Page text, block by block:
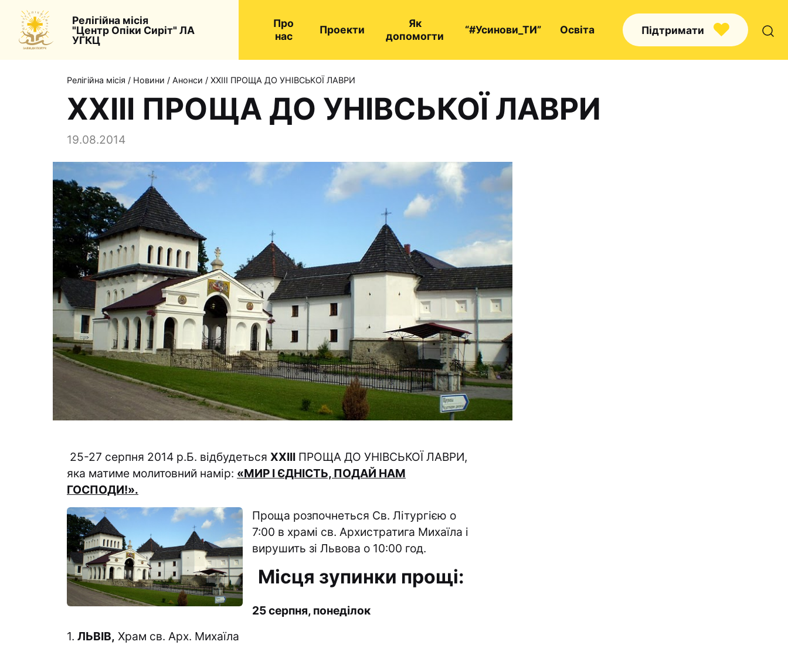
Релігійна місія
"Центр Опіки Сиріт" ЛА
УГКЦ
Про
нас
Проекти
Як
допомогти
“#Усинови_ТИ” Освіта Підтримати
Релігійна місія / Новини / Анонси / ХХІІІ ПРОЩА ДО УНІВСЬКОЇ ЛАВРИ
ХХІІІ ПРОЩА ДО УНІВСЬКОЇ ЛАВРИ
19.08.2014
25-27 серпня 2014 р.Б. відбудеться ХХІІІ ПРОЩА ДО УНІВСЬКОЇ ЛАВРИ,
яка матиме молитовний намір: «МИР І ЄДНІСТЬ, ПОДАЙ НАМ
ГОСПОДИ!».
Проща розпочнеться Св. Літургією о
7:00 в храмі св. Архистратига Михаїла і
вирушить зі Львова о 10:00 год.
Місця зупинки прощі:
25 серпня, понеділок
1. ЛЬВІВ, Храм св. Арх. Михаїла